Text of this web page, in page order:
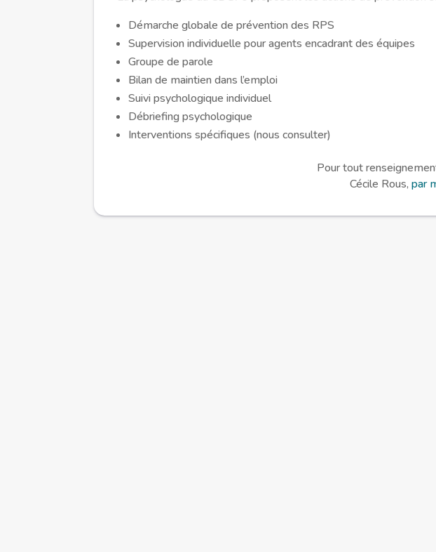
Démarche globale de prévention des RPS
Supervision individuelle pour agents encadrant des équipes
Groupe de parole
Bilan de maintien dans l’emploi
Suivi psychologique individuel
Débriefing psychologique
Interventions spécifiques (nous consulter)
Pour tout
Cécile Rous, par